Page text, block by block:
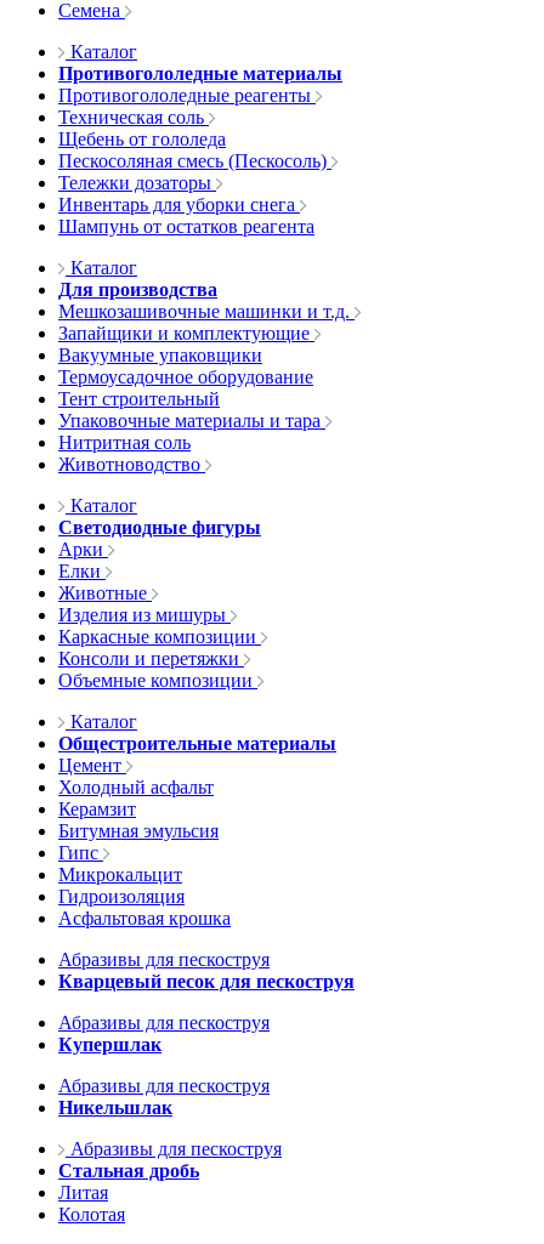
Семена
Каталог
Противогололедные материалы
Противогололедные реагенты
Техническая соль
Щебень от гололеда
Пескосоляная смесь (Пескосоль)
Тележки дозаторы
Инвентарь для уборки снега
Шампунь от остатков реагента
Каталог
Для производства
Мешкозашивочные машинки и т.д.
Запайщики и комплектующие
Вакуумные упаковщики
Термоусадочное оборудование
Тент строительный
Упаковочные материалы и тара
Нитритная соль
Животноводство
Каталог
Светодиодные фигуры
Арки
Елки
Животные
Изделия из мишуры
Каркасные композиции
Консоли и перетяжки
Объемные композиции
Каталог
Общестроительные материалы
Цемент
Холодный асфальт
Керамзит
Битумная эмульсия
Гипс
Микрокальцит
Гидроизоляция
Асфальтовая крошка
Абразивы для пескоструя
Кварцевый песок для пескоструя
Абразивы для пескоструя
Купершлак
Абразивы для пескоструя
Никельшлак
Абразивы для пескоструя
Стальная дробь
Литая
Колотая